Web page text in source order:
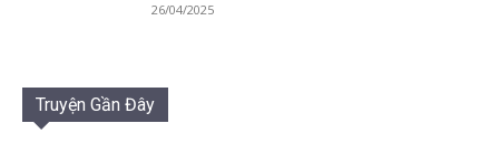
26/04/2025
Truyện Gần Đây